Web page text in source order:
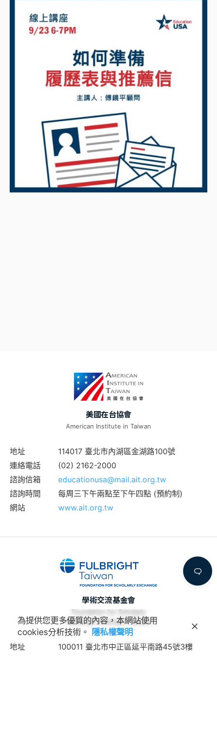
美國在台協會
American Institute in Taiwan
地址
114017 臺北市內湖區金湖路100號
連絡電話
(02) 2162-2000
諮詢信箱
educationusa@mail.ait.org.tw
諮詢時間
每周三下午兩點至下午四點 (預約制)
網站
www.ait.org.tw
學術交流基金會
Foundation for Scholarly
Exchange (Fulbright Taiwan)
地址
100011 臺北市中正區延平南路45號3樓
為提供您更多優質的內容，本網站使用
cookies分析技術。
隱私權聲明